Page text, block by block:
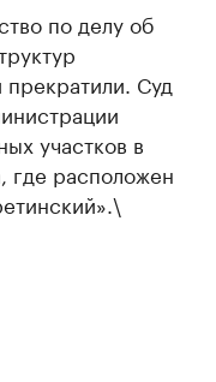
по делу об
Суд
участков в
где расположен